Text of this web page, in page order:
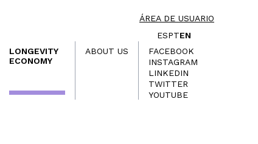
ÁREA DE USUARIO
ESPTEN
LONGEVITY
ECONOMY
ABOUT US
FACEBOOK
INSTAGRAM
LINKEDIN
TWITTER
YOUTUBE